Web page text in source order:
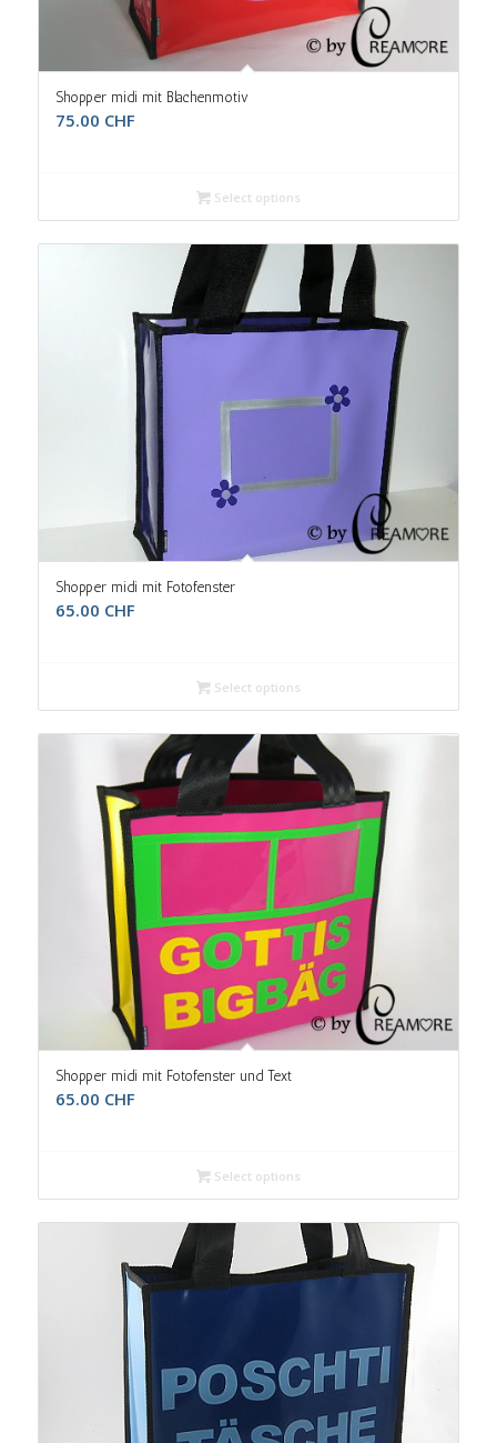
Shopper midi mit Blachenmotiv
75.00 CHF
Select options
Shopper midi mit Fotofenster
65.00 CHF
Select options
Shopper midi mit Fotofenster und Text
65.00 CHF
Select options